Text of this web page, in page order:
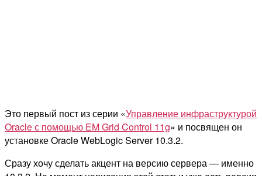
Это первый пост из серии «Управление инфраструктурой
Oracle с помощью EM Grid Control 11g» и посвящен он
установке Oracle WebLogic Server 10.3.2.
Сразу хочу сделать акцент на версию сервера — именно